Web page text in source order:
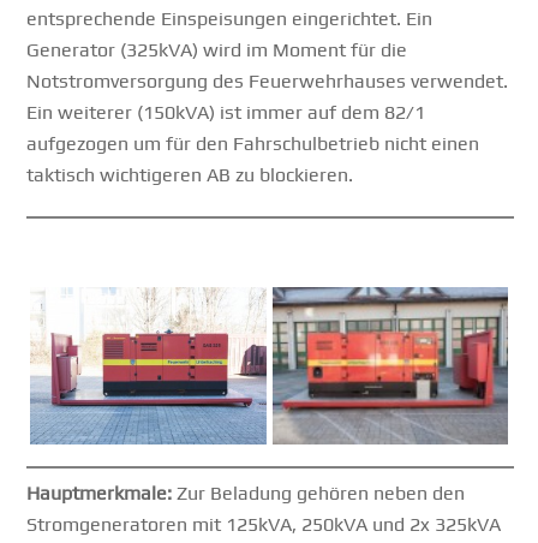
entsprechende Einspeisungen eingerichtet. Ein
Generator (325kVA) wird im Moment für die
Notstromversorgung des Feuerwehrhauses verwendet.
Ein weiterer (150kVA) ist immer auf dem 82/1
aufgezogen um für den Fahrschulbetrieb nicht einen
taktisch wichtigeren AB zu blockieren.
Hauptmerkmale: Zur Beladung gehören neben den
Stromgeneratoren mit 125kVA, 250kVA und 2x 325kVA